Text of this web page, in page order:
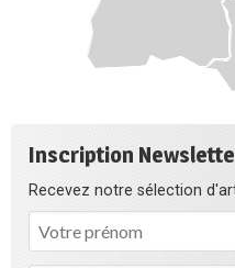
Inscription
Recevez notre sélection